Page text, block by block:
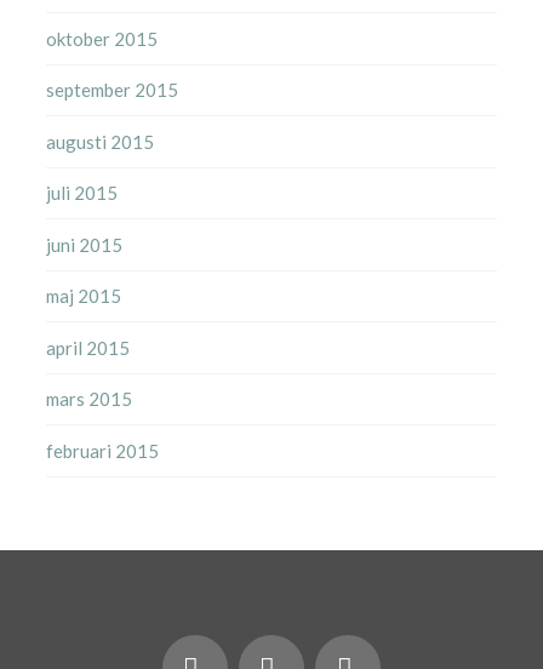
oktober 2015
september 2015
augusti 2015
juli 2015
juni 2015
maj 2015
april 2015
mars 2015
februari 2015